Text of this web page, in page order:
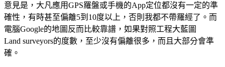
意見是，大凡應用GPS羅盤或手機的App定位都沒有一定的準
確性，有時甚至偏離5到10度以上，否則我都不帶羅經了。而
電腦Google的地圖反而比較靠譜，如果對照工程大藍圖
Land surveyors的度數，至少沒有偏離很多，而且大部分會準
確。